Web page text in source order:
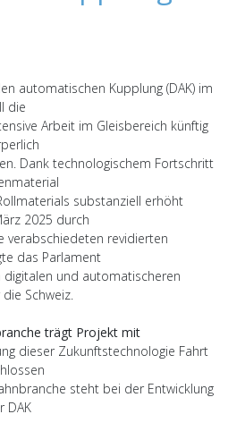
automatischen Kupplung (DAK) im
die
Arbeit im Gleisbereich künftig
Dank technologischem Fortschritt
substanziell erhöht
2025 durch
verabschiedeten revidierten
das Parlament
und automatischeren
Schweiz.
trägt Projekt mit
dieser Zukunftstechnologie Fahrt
steht bei der Entwicklung
DAK